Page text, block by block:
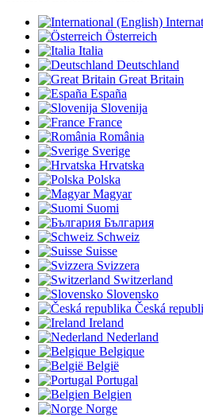
Österreich
Italia
Deutschland
Great Britain
España
Slovenija
France
România
Sverige
Hrvatska
Polska
Magyar
Suomi
България
Schweiz
Suisse
Svizzera
Switzerland
Slovensko
Česká
Ireland
Nederland
Belgique
België
Portugal
Belgien
Norge